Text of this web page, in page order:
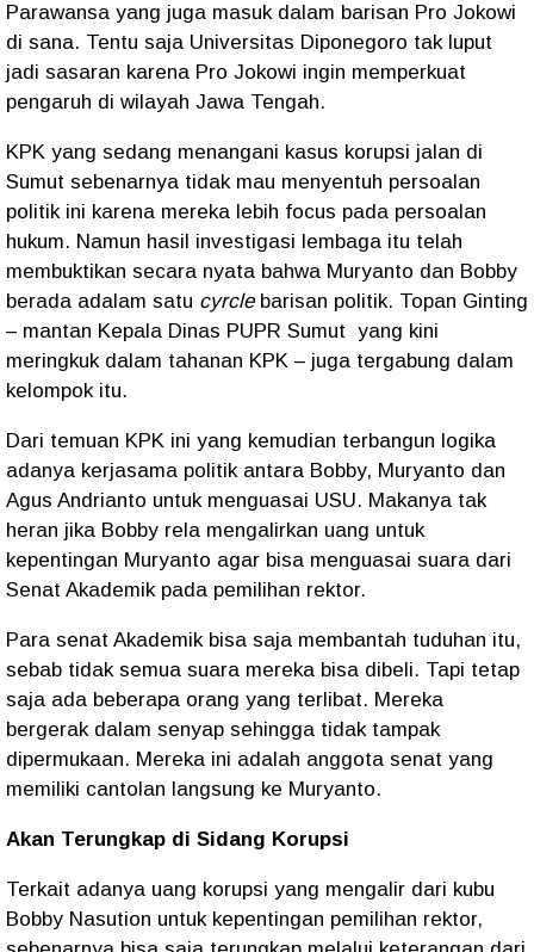
Parawansa yang juga masuk dalam barisan Pro Jokowi
di sana. Tentu saja Universitas Diponegoro tak luput
jadi sasaran karena Pro Jokowi ingin memperkuat
pengaruh di wilayah Jawa Tengah.
KPK yang sedang menangani kasus korupsi jalan di
Sumut sebenarnya tidak mau menyentuh persoalan
politik ini karena mereka lebih focus pada persoalan
hukum. Namun hasil investigasi lembaga itu telah
membuktikan secara nyata bahwa Muryanto dan Bobby
berada adalam satu cyrclebarisan politik. Topan Ginting
– mantan Kepala Dinas PUPR Sumut yang kini
meringkuk dalam tahanan KPK – juga tergabung dalam
kelompok itu.
Dari temuan KPK ini yang kemudian terbangun logika
adanya kerjasama politik antara Bobby, Muryanto dan
Agus Andrianto untuk menguasai USU. Makanya tak
heran jika Bobby rela mengalirkan uang untuk
kepentingan Muryanto agar bisa menguasai suara dari
Senat Akademik pada pemilihan rektor.
Para senat Akademik bisa saja membantah tuduhan itu,
sebab tidak semua suara mereka bisa dibeli. Tapi tetap
saja ada beberapa orang yang terlibat. Mereka
bergerak dalam senyap sehingga tidak tampak
dipermukaan. Mereka ini adalah anggota senat yang
memiliki cantolan langsung ke Muryanto.
Akan Terungkap di Sidang Korupsi
Terkait adanya uang korupsi yang mengalir dari kubu
Bobby Nasution untuk kepentingan pemilihan rektor,